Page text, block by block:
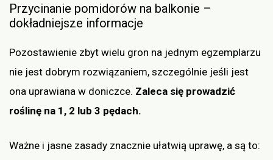
Przycinanie pomidorów na balkonie –
dokładniejsze informacje
Pozostawienie zbyt wielu gron na jednym egzemplarzu
nie jest dobrym rozwiązaniem, szczególnie jeśli jest
ona uprawiana w doniczce. Zaleca się prowadzić
roślinę na 1, 2 lub 3 pędach.
Ważne i jasne zasady znacznie ułatwią uprawę, a są to: